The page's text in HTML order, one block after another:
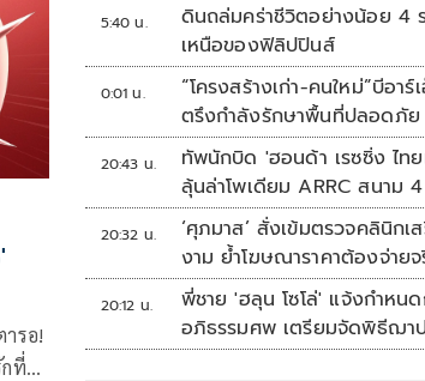
รอ!
ที่จะ
5:40 น.
ดินถล่มคร่าชีวิตอย่างน้อย 4
เหนือของฟิลิปปินส์
0:01 น.
“โครงสร้างเก่า-คนใหม่”บีอาร์เอ็
ตรึงกำลังรักษาพื้นที่ปลอดภัย
20:43 น.
ทัพนักบิด 'ฮอนด้า เรซซิ่ง ไท
ลุ้นล่าโพเดียม ARRC สนาม
กา
20:32 น.
‘ศุภมาส’ สั่งเข้มตรวจคลินิกเ
งาม ย้ำโฆษณาราคาต้องจ่าย
20:12 น.
พี่ชาย 'ฮลุน โซโล่' แจ้งกำหน
อภิธรรมศพ เตรียมจัดพิธีฌา
ส.ค.